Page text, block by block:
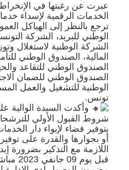
عبرت عن رغبتها في
الخدمات الرقمية لإسداء
ترجع بالنظر إلى الهياكل
الوطني للبريد، الشركة
الشركة الوطنية لاستغلال
المالية، الصندوق الوطني
الصندوق الوطني للتقاعد
الصندوق الوطني للضمان
الوطنية للتشغيل والعمل
تونس.
وأكدت السيدة الوالية
شروط القبول الأولي
بتوفير فضاء لإيواء دار
أو بجوارها والقدرة على
اللازمة مع التذكير بضرورة
قبل يوم